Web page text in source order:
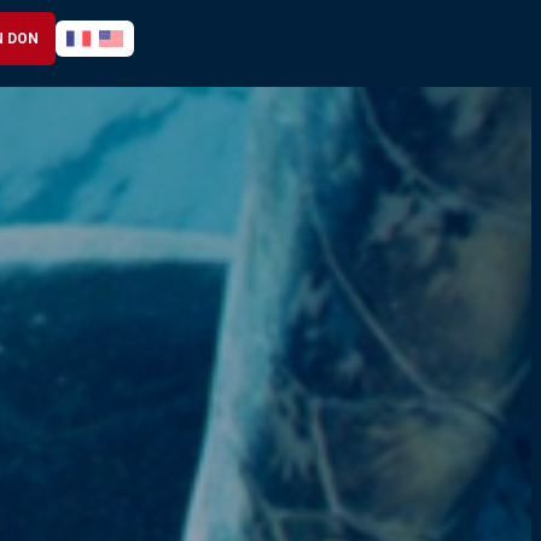
DON